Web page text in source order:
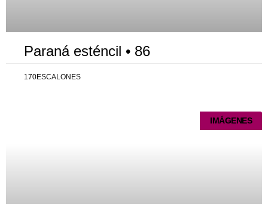
Paraná esténcil • 86
170ESCALONES
IMÁGENES